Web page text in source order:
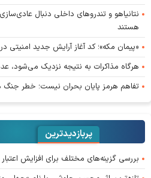
نتانیاهو و تندروهای داخلی دنبال
هستند
«پیمان مکه»؛ کد آغاز آرایش جدید امنیتی
هرگاه مذاکرات به نتیجه نزدیک می‌شود،
تفاهم هرمز پایان بحران نیست؛ خطر جنگ
پربازدیدترین
بررسی گزینه‌های مختلف برای افزایش اعتبار